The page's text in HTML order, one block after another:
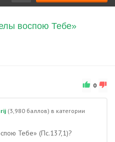
воспою Тебе»
0
(3,980 баллов) в категории
Тебе» (Пс.137,1)?